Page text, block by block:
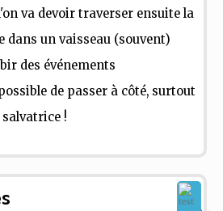
va devoir traverser ensuite la
dans un vaisseau (souvent)
des événements
de passer à côté, surtout
!